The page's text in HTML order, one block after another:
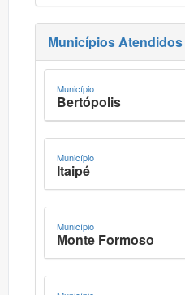
Municípios Atendidos
Município
Bertópolis
Município
Itaipé
Município
Monte Formoso